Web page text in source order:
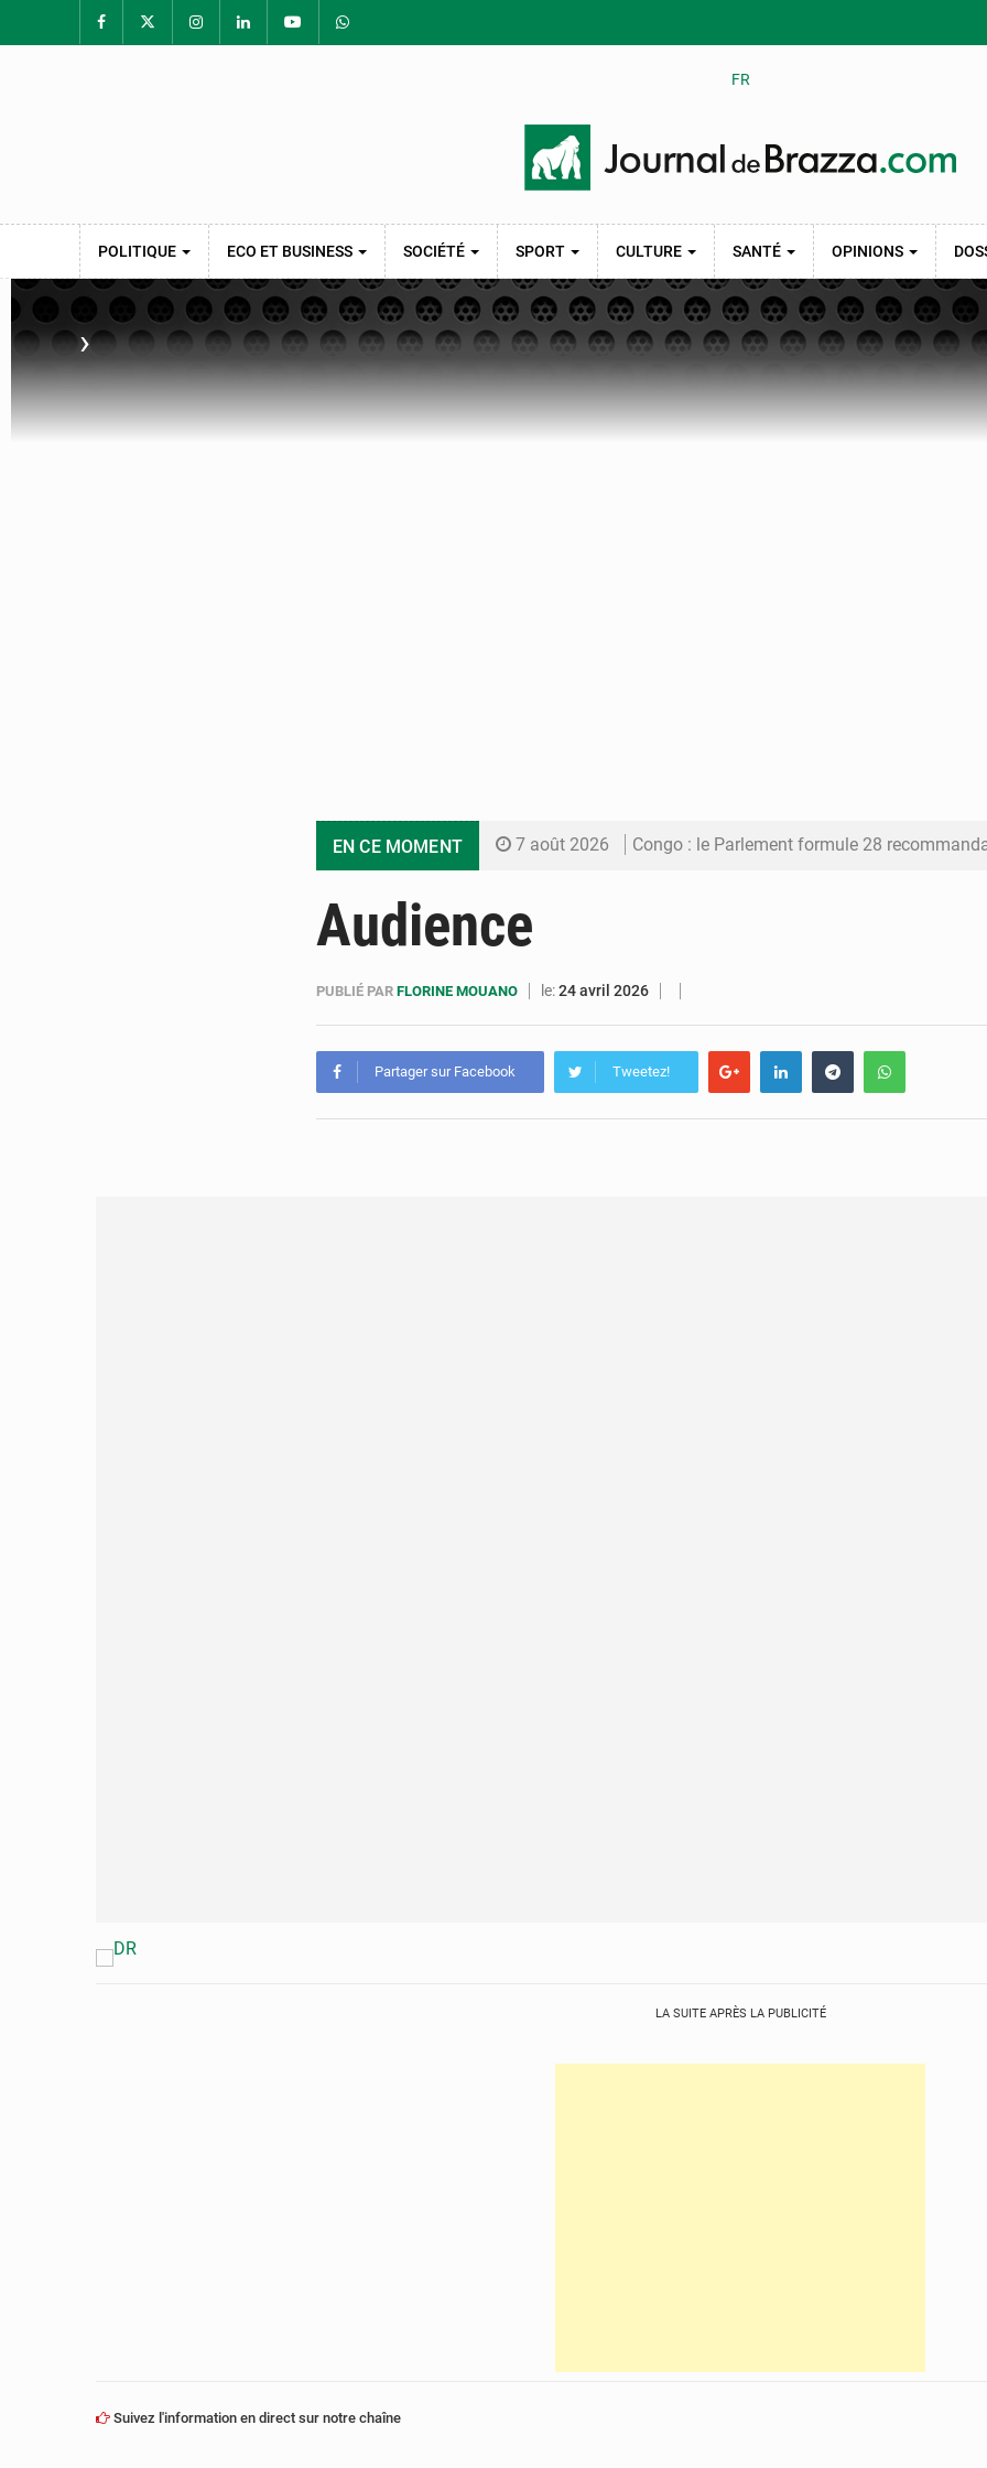
FR
POLITIQUE ECO ET BUSINESS SOCIÉTÉ SPORT CULTURE SANTÉ OPINIONS
›
EN CE MOMENT 7 août 2026 Congo : le Parlement formule 28 recommandations sur le
7 août 2026
7 août 2026 Congo-RDC : Brazzaville et Kinshasa renforcent leur
Audience
PUBLIÉ PAR FLORINE MOUANO le:24 avril 2026
Partager sur Facebook Tweetez!
LA SUITE APRÈS LA PUBLICITÉ
Suivez l'information en direct sur notre chaîne